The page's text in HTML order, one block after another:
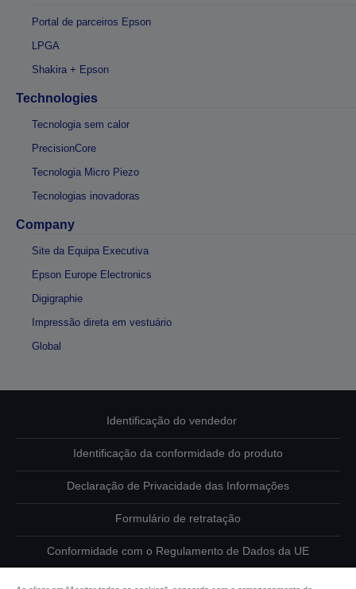
Portal de parceiros Epson
LPGA
Shakira + Epson
Technologies
Tecnologia sem calor
PrecisionCore
Tecnologia Micro Piezo
Tecnologias inovadoras
Company
Site da Equipa Executiva
Epson Europe Electronics
Digigraphie
Impressão direta em vestuário
Global
Identificação do vendedor
Identificação da conformidade do produto
Declaração de Privacidade das Informações
Formulário de retratação
Conformidade com o Regulamento de Dados da UE